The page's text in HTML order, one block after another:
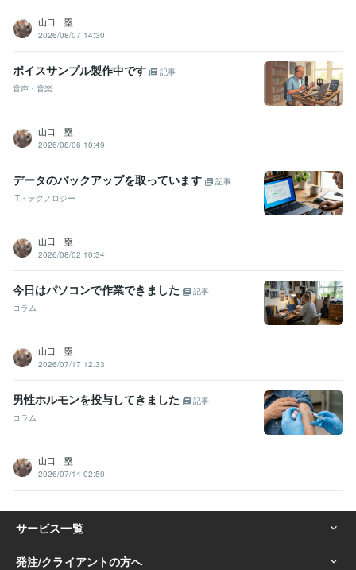
山口 塁
2026/08/07 14:30
ボイスサンプル製作中です
記事
音声・音楽
山口 塁
2026/08/06 10:49
データのバックアップを取っています
記事
IT・テクノロジー
山口 塁
2026/08/02 10:34
今日はパソコンで作業できました
記事
コラム
山口 塁
2026/07/17 12:33
男性ホルモンを投与してきました
記事
コラム
山口 塁
2026/07/14 02:50